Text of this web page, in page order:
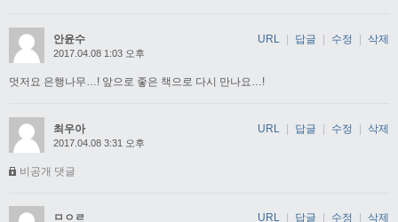
안윤수
2017.04.08 1:03 오후
멋저요 은행나무…! 앞으로 좋은 책으로 다시 만나요…!
URL | 답글 | 수정 | 삭제
최우아
2017.04.08 3:31 오후
비공개 댓글
URL | 답글 | 수정 | 삭제
ㅁㅇㄹ URL 답글 수정 삭제